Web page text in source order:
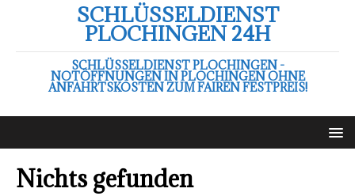
SCHLÜSSELDIENST
PLOCHINGEN 24H
SCHLÜSSELDIENST PLOCHINGEN -
NOTÖFFNUNGEN IN PLOCHINGEN OHNE
ANFAHRTSKOSTEN ZUM FAIREN FESTPREIS!
Nichts gefunden